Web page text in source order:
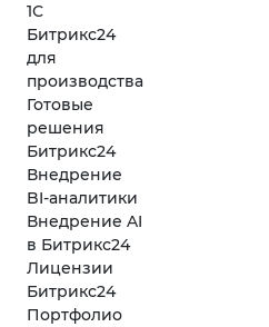
1С
Битрикс24
для
производства
Готовые
решения
Битрикс24
Внедрение
BI-аналитики
Внедрение AI
в Битрикс24
Лицензии
Битрикс24
Портфолио